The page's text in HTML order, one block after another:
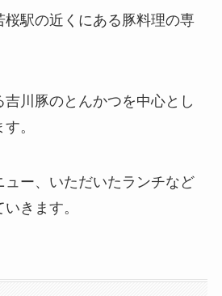
桜駅の近くにある豚料理の専
川豚のとんかつを中心とし
。
ュー、いただいたランチなど
きます。